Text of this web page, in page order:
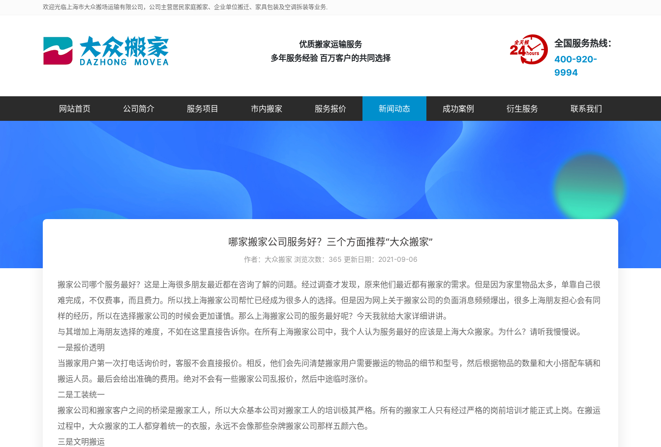
欢迎光临上海市大众搬场运输有限公司，公司主营居民家庭搬家、企业单位搬迁、家具包装及空调拆装等业务.
优质搬家运输服务
多年服务经验 百万客户的共同选择
全国服务热线：
400-920-
9994
网站首页 公司简介 服务项目 市内搬家 服务报价 新闻动态 成功案例 衍生服务 联系我们
哪家搬家公司服务好？三个方面推荐“大众搬家”
作者：大众搬家 浏览次数： 365 更新日期：2021-09-06
搬家公司哪个服务最好？这是上海很多朋友最近都在咨询了解的问题。经过调查才发现，原来他们最近都有搬家的需求。但是因为家里物品太多，单靠自己很
难完成，不仅费事，而且费力。所以找上海搬家公司帮忙已经成为很多人的选择。但是因为网上关于搬家公司的负面消息频频爆出，很多上海朋友担心会有同
样的经历，所以在选择搬家公司的时候会更加谨慎。那么上海搬家公司的服务最好呢？今天我就给大家详细讲讲。
与其增加上海朋友选择的难度，不如在这里直接告诉你。在所有上海搬家公司中，我个人认为服务最好的应该是上海大众搬家。为什么？请听我慢慢说。
一是报价透明
当搬家用户第一次打电话询价时，客服不会直接报价。相反，他们会先问清楚搬家用户需要搬运的物品的细节和型号，然后根据物品的数量和大小搭配车辆和
搬运人员。最后会给出准确的费用。绝对不会有一些搬家公司乱报价，然后中途临时涨价。
二是工装统一
搬家公司和搬家客户之间的桥梁是搬家工人，所以大众基本公司对搬家工人的培训极其严格。所有的搬家工人只有经过严格的岗前培训才能正式上岗。在搬运
过程中，大众搬家的工人都穿着统一的衣服，永远不会像那些杂牌搬家公司那样五颜六色。
三是文明搬运